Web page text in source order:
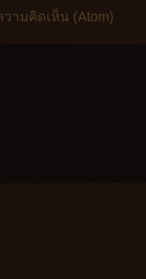
วามคิดเห็น (Atom)